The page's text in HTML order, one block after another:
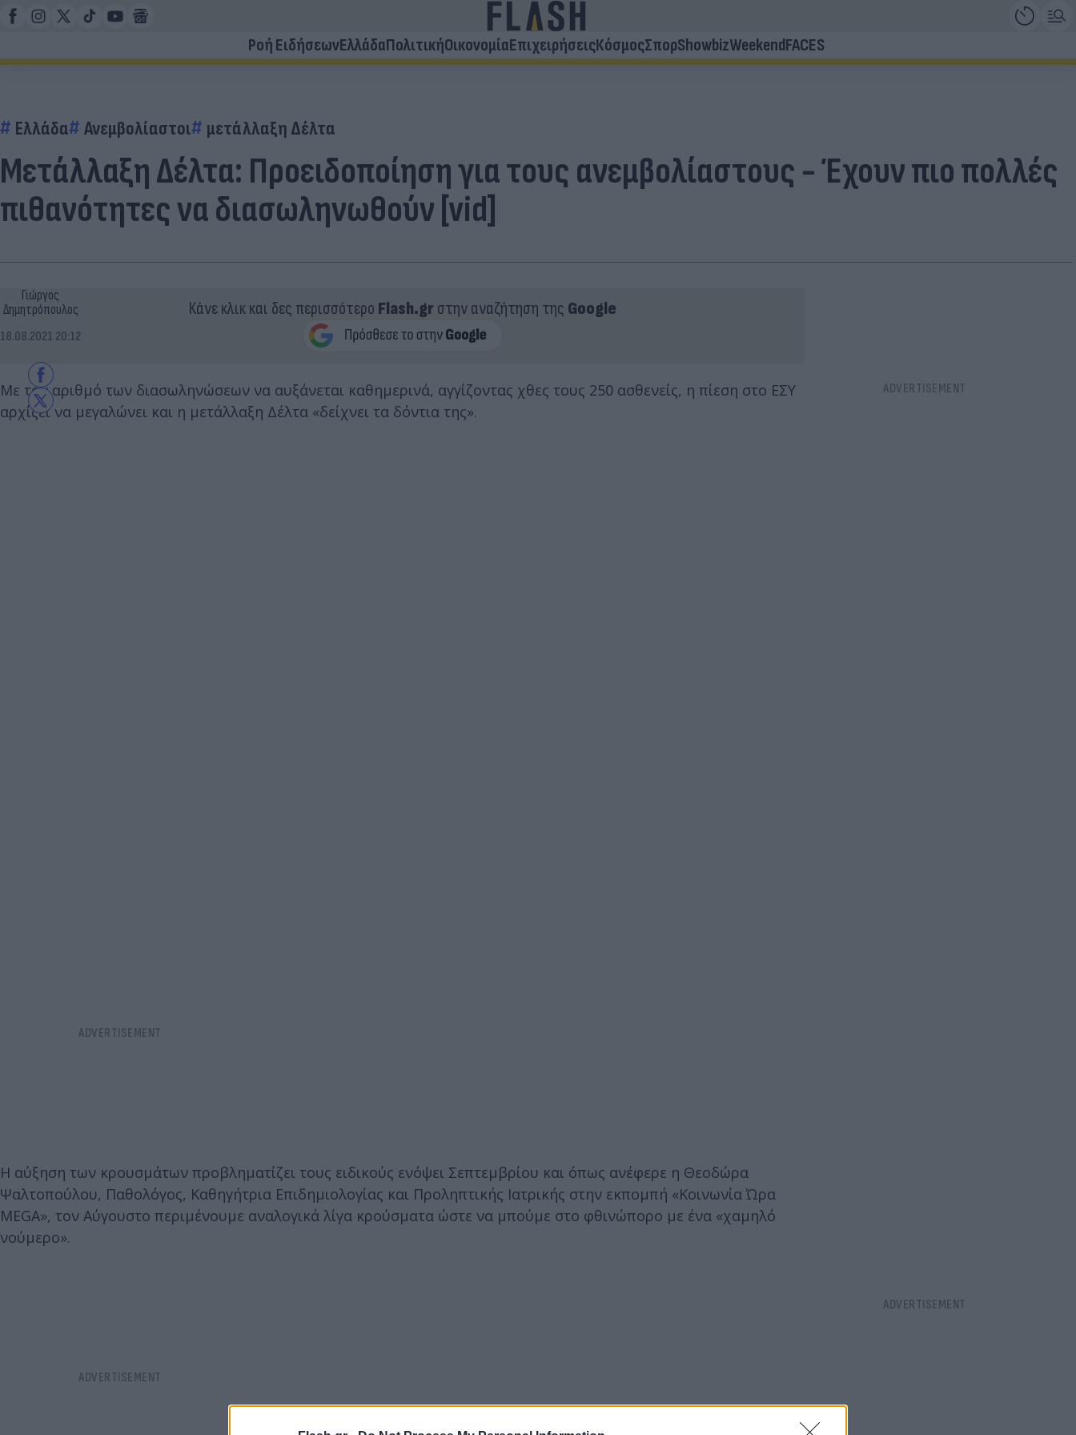
Ροή ΕιδήσεωνΕλλάδαΠολιτικήΟικονομίαΕπιχειρήσειςΚόσμοςΣπορShowbizWeekendFACES
Ελλάδα Ανεμβολίαστοι μετάλλαξη Δέλτα
Μετάλλαξη Δέλτα: Προειδοποίηση για τους ανεμβολίαστους - Έχουν πιο πολλές
πιθανότητες να διασωληνωθούν [vid]
Γιώργος
Δημητρόπουλος
18.08.2021 20:12
Κάνε κλικ και δες περισσότερο Flash.grστην αναζήτηση της Google
Με τον αριθμό των διασωληνώσεων να αυξάνεται καθημερινά, αγγίζοντας χθες τους 250 ασθενείς, η πίεση στο ΕΣΥ
αρχίζει να μεγαλώνει και η μετάλλαξη Δέλτα «δείχνει τα δόντια της».
Η αύξηση των κρουσμάτων προβληματίζει τους ειδικούς ενόψει Σεπτεμβρίου και όπως ανέφερε η Θεοδώρα
Ψαλτοπούλου, Παθολόγος, Καθηγήτρια Επιδημιολογίας και Προληπτικής Ιατρικής στην εκπομπή «Κοινωνία Ώρα
MEGA», τον Αύγουστο περιμένουμε αναλογικά λίγα κρούσματα ώστε να μπούμε στο φθινώπορο με ένα «χαμηλό
νούμερο».